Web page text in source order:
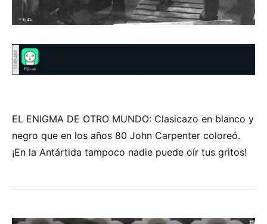
EL ENIGMA DE OTRO MUNDO: Clasicazo en blanco y
negro que en los años 80 John Carpenter coloreó.
¡En la Antártida tampoco nadie puede oír tus gritos!